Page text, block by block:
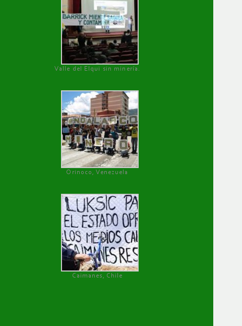
Valle del Elqui sin minería.
Orinoco, Venezuela
Caimanes, Chile